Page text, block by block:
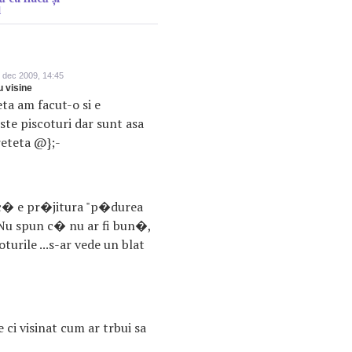
2009, 14:45
visine
am facut-o si e
piscoturi dar sunt asa
@};-
e pr�jitura "p�durea
spun c� nu ar fi bun�,
...s-ar vede un blat
ci visinat cum ar trbui sa